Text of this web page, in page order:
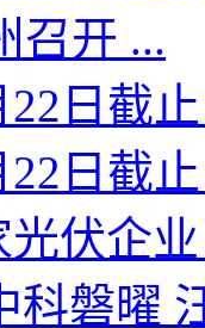
召开 ...
日截
日截
光伏企
科磐曜